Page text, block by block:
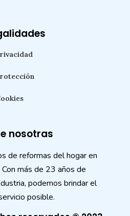
nosotras
de reformas del hogar en
más de 23 años de
podemos brindar el
posible.